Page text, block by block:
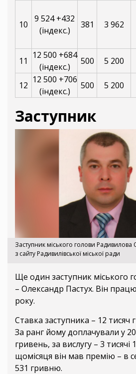
10
9 524 +432
(індекс.)
381 3 962
11
12 500 +684
(індекс.)
500 5 200
12
12 500 +706
(індекс.)
500 5 200
Заступник
Заступник міського голови
з сайту Радивилівської міської ради
Ще один заступник міського
– Олександр Пастух. Він
року.
Ставка заступника – 12 тисяч
За ранг йому доплачували у
гривень, за вислугу – 3 тисячі
щомісяця він мав премію – в
531 гривню.